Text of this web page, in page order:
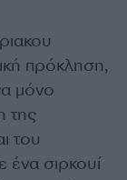
πρόκληση,
μόνο
της
του
ένα σιρκουί